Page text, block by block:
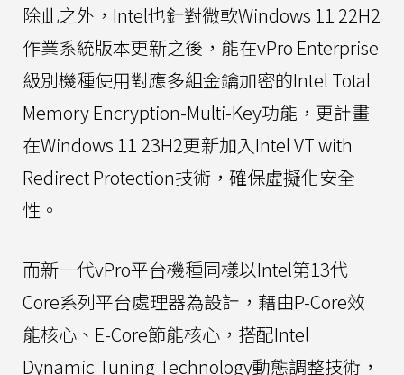
除此之外，Intel也針對微軟Windows 11 22H2
作業系統版本更新之後，能在vPro Enterprise
級別機種使用對應多組金鑰加密的Intel Total
Memory Encryption-Multi-Key功能，更計畫
在Windows 11 23H2更新加入Intel VT with
Redirect Protection技術，確保虛擬化安全
性。
而新一代vPro平台機種同樣以Intel第13代
Core系列平台處理器為設計，藉由P-Core效
能核心、E-Core節能核心，搭配Intel
Dynamic Tuning Technology動態調整技術，